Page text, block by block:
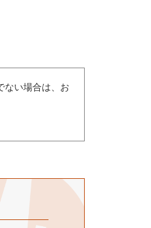
ない場合は、お